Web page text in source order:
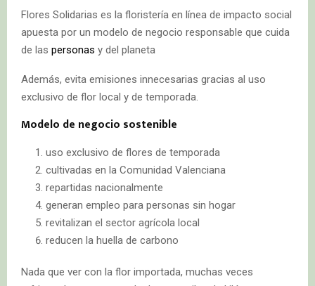
Flores Solidarias es la floristería en línea de impacto social
apuesta por un modelo de negocio responsable que cuida
de las personas y del planeta
Además, evita emisiones innecesarias gracias al uso
exclusivo de flor local y de temporada.
Modelo de negocio sostenible
uso exclusivo de flores de temporada
cultivadas en la Comunidad Valenciana
repartidas nacionalmente
generan empleo para personas sin hogar
revitalizan el sector agrícola local
reducen la huella de carbono
Nada que ver con la flor importada, muchas veces